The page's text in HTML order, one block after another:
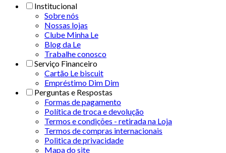
Institucional
Sobre nós
Nossas lojas
Clube Minha Le
Blog da Le
Trabalhe conosco
Serviço Financeiro
Cartão Le biscuit
Empréstimo Dim Dim
Perguntas e Respostas
Formas de pagamento
Política de troca e devolução
Termos e condições - retirada na Loja
Termos de compras internacionais
Politica de privacidade
Mapa do site